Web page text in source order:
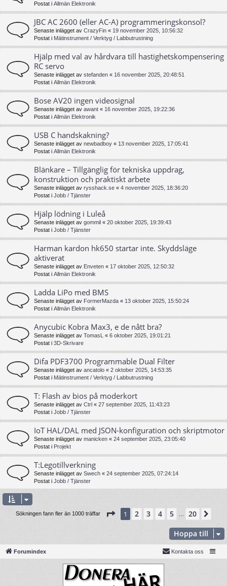
Postat i Allmän Elektronik
JBC AC 2600 (eller AC-A) programmeringskonsol?
Senaste inlägget av CrazyFin « 19 november 2025, 10:56:32
Postat i Mätinstrument / Verktyg / Labbutrustning
Hjälp med val av hårdvara till hastighetskompensering
RC servo
Senaste inlägget av stefanden « 16 november 2025, 20:48:51
Postat i Allmän Elektronik
Bose AV20 ingen videosignal
Senaste inlägget av awant « 16 november 2025, 19:22:36
Postat i Allmän Elektronik
USB C handskakning?
Senaste inlägget av newbadboy « 13 november 2025, 17:05:41
Postat i Allmän Elektronik
Blänkare – Tillgänglig för tekniska uppdrag,
konstruktion och praktiskt arbete
Senaste inlägget av rysshack.se « 4 november 2025, 18:36:20
Postat i Jobb / Tjänster
Hjälp lödning i Luleå
Senaste inlägget av gommil « 20 oktober 2025, 19:39:43
Postat i Jobb / Tjänster
Harman kardon hk650 startar inte. Skyddsläge
aktiverat
Senaste inlägget av Enveten « 17 oktober 2025, 12:50:32
Postat i Allmän Elektronik
Ladda LiPo med BMS
Senaste inlägget av FormerMazda « 13 oktober 2025, 15:50:24
Postat i Allmän Elektronik
Anycubic Kobra Max3, e de nått bra?
Senaste inlägget av TomasL « 6 oktober 2025, 19:01:21
Postat i 3D-Skrivare
Difa PDF3700 Programmable Dual Filter
Senaste inlägget av ancatolo « 2 oktober 2025, 14:53:35
Postat i Mätinstrument / Verktyg / Labbutrustning
T: Flash av bios på moderkort
Senaste inlägget av Ctrl « 27 september 2025, 11:43:23
Postat i Jobb / Tjänster
IoT HAL/DAL med JSON-konfiguration och skriptmotor
Senaste inlägget av manicken « 24 september 2025, 23:05:40
Postat i Projekt
T:Legotillverkning
Senaste inlägget av Swech « 24 september 2025, 07:24:14
Postat i Jobb / Tjänster
Sökningen fann fler än 1000 träffar Sida 1av20
1 2 3 4 5 20
Hoppa till
Forumindex Kontakta oss